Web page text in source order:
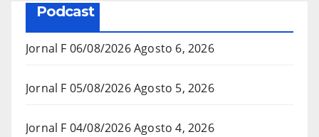
Podcast
Jornal F 06/08/2026Agosto 6, 2026
Jornal F 05/08/2026Agosto 5, 2026
Jornal F 04/08/2026Agosto 4, 2026